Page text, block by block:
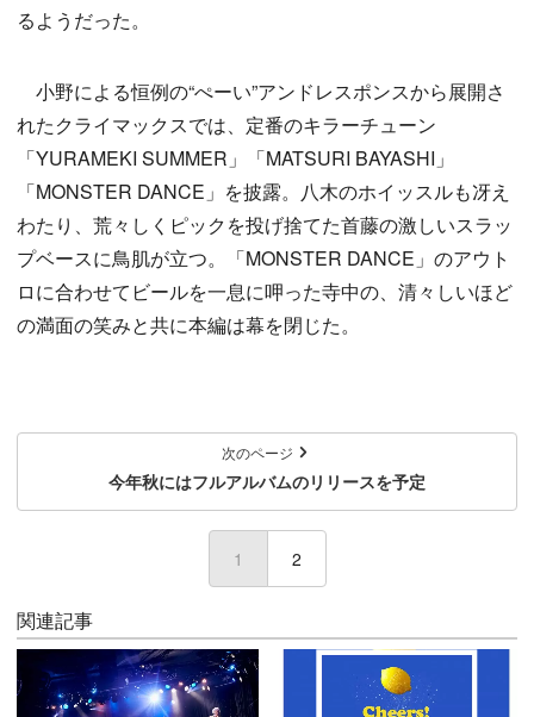
るようだった。
小野による恒例の“ぺーい”アンドレスポンスから展開さ
れたクライマックスでは、定番のキラーチューン
「YURAMEKI SUMMER」「MATSURI BAYASHI」
「MONSTER DANCE」を披露。八木のホイッスルも冴え
わたり、荒々しくピックを投げ捨てた首藤の激しいスラッ
プベースに鳥肌が立つ。「MONSTER DANCE」のアウト
ロに合わせてビールを一息に呷った寺中の、清々しいほど
の満面の笑みと共に本編は幕を閉じた。
次のページ
今年秋にはフルアルバムのリリースを予定
1 (current)
2
関連記事